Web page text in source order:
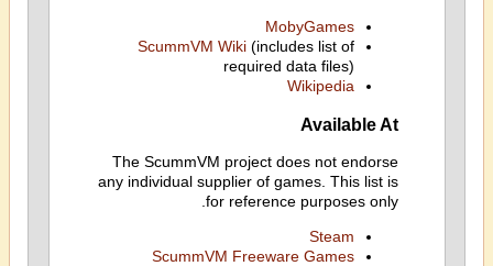
MobyGames
ScummVM Wiki(includes list of
required data files)
Wikipedia
Available At
The ScummVM project does not endorse
any individual supplier of games. This list is
for reference purposes only.
Steam
ScummVM Freeware Games